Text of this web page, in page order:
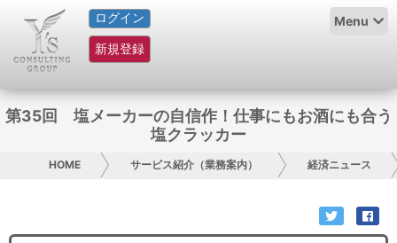
ログイン
新規登録
Menu
HOME
サービス紹介
お問い合わせ
第35回 塩メーカーの自信作！仕事にもお酒にも合う
塩クラッカー
HOME サービス紹介（業務案内） 経済ニュース